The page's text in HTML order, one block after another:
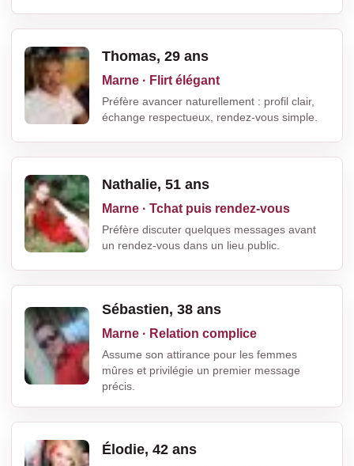
Thomas, 29 ans
Marne · Flirt élégant
Préfère avancer naturellement : profil clair,
échange respectueux, rendez-vous simple.
Nathalie, 51 ans
Marne · Tchat puis rendez-vous
Préfère discuter quelques messages avant
un rendez-vous dans un lieu public.
Sébastien, 38 ans
Marne · Relation complice
Assume son attirance pour les femmes
mûres et privilégie un premier message
précis.
Élodie, 42 ans